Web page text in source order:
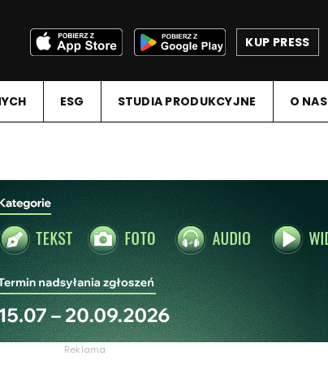
KUP PRESS
ESG STUDIA PRODUKCYJNE O NAS
Reklama